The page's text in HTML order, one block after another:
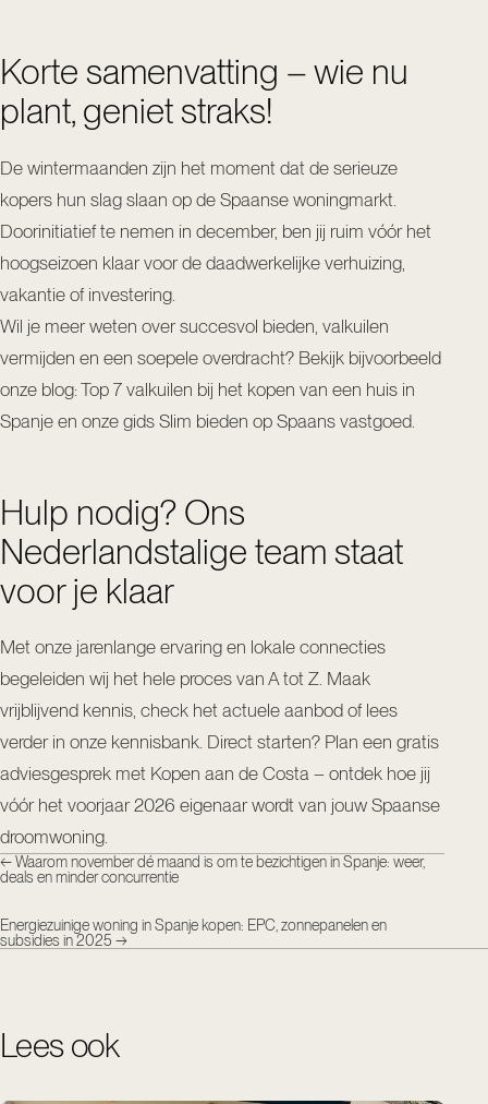
Korte samenvatting – wie nu
plant, geniet straks!
De wintermaanden zijn het moment dat de serieuze
kopers hun slag slaan op de Spaanse woningmarkt.
Doorinitiatief te nemen in december, ben jij ruim vóór het
hoogseizoen klaar voor de daadwerkelijke verhuizing,
vakantie of investering.
Wil je meer weten over succesvol bieden, valkuilen
vermijden en een soepele overdracht? Bekijk bijvoorbeeld
onze blog:Top 7 valkuilen bij het kopen van een huis in
Spanje en onze gids Slim bieden op Spaans vastgoed
Hulp nodig? Ons
Nederlandstalige team staat
voor je klaar
Met onze jarenlange ervaring en lokale connecties
begeleiden wij het hele proces van A tot Z. Maak
vrijblijvend kennis, check het actuele aanbod of lees
verder in onze kennisbank. Direct starten? Plan een gratis
adviesgesprek met Kopen aan de Costa – ontdek hoe jij
vóór het voorjaar 2026 eigenaar wordt van jouw Spaanse
droomwoning.
←Waarom november dé maand is om te bezichtigen in Spanje: weer,
deals en minder concurrentie
Energiezuinige woning in Spanje kopen: EPC, zonnepanelen en
subsidies in 2025 →
Lees ook